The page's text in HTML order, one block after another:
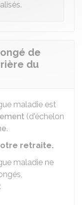
de
du
maladie est
(d'échelon
.
retraite.
maladie ne